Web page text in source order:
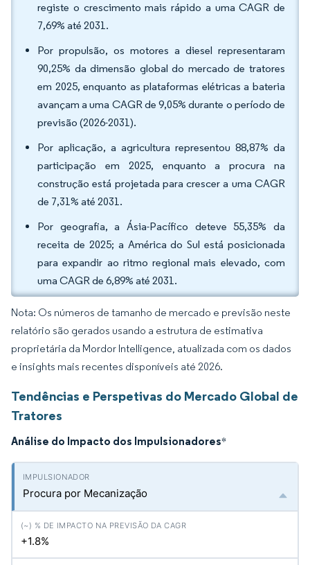
registe o crescimento mais rápido a uma CAGR de
7,69% até 2031.
Por propulsão, os motores a diesel representaram
90,25% da dimensão global do mercado de tratores
em 2025, enquanto as plataformas elétricas a bateria
avançam a uma CAGR de 9,05% durante o período de
previsão (2026-2031).
Por aplicação, a agricultura representou 88,87% da
participação em 2025, enquanto a procura na
construção está projetada para crescer a uma CAGR
de 7,31% até 2031.
Por geografia, a Ásia-Pacífico deteve 55,35% da
receita de 2025; a América do Sul está posicionada
para expandir ao ritmo regional mais elevado, com
uma CAGR de 6,89% até 2031.
Nota: Os números de tamanho de mercado e previsão neste
relatório são gerados usando a estrutura de estimativa
proprietária da Mordor Intelligence, atualizada com os dados
e insights mais recentes disponíveis até 2026.
Tendências e Perspetivas do Mercado Global de
Tratores
Análise do Impacto dos Impulsionadores*
Procura por Mecanização
+1.8%